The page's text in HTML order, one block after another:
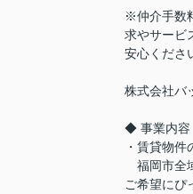
※仲介手数
求やサービ
安心くださ
株式会社バ
◆ 事業内容
・賃貸物件
福岡市全
ご希望にぴ